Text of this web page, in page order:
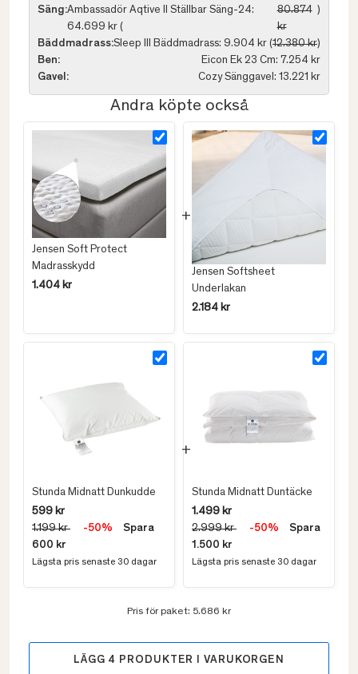
Säng:Ambassadör Aqtive II Ställbar Säng-24:
64.699 kr (
80.874
kr
)
Bäddmadrass:Sleep III Bäddmadrass: 9.904 kr (12.380 kr)
Ben:
Eicon Ek 23 Cm: 7.254 kr
Gavel:
Cozy Sänggavel: 13.221 kr
Andra köpte också
Jensen Soft Protect
Madrasskydd
1.404 kr
Jensen Softsheet
Underlakan
2.184 kr
Stunda Midnatt Dunkudde
599 kr
1.199 kr
-50%
Spara
600 kr
Lägsta pris senaste 30 dagar
Stunda Midnatt Duntäcke
1.499 kr
2.999 kr
-50%
Spara
1.500 kr
Lägsta pris senaste 30 dagar
Pris för paket: 5.686 kr
LÄGG 4 PRODUKTER I VARUKORGEN